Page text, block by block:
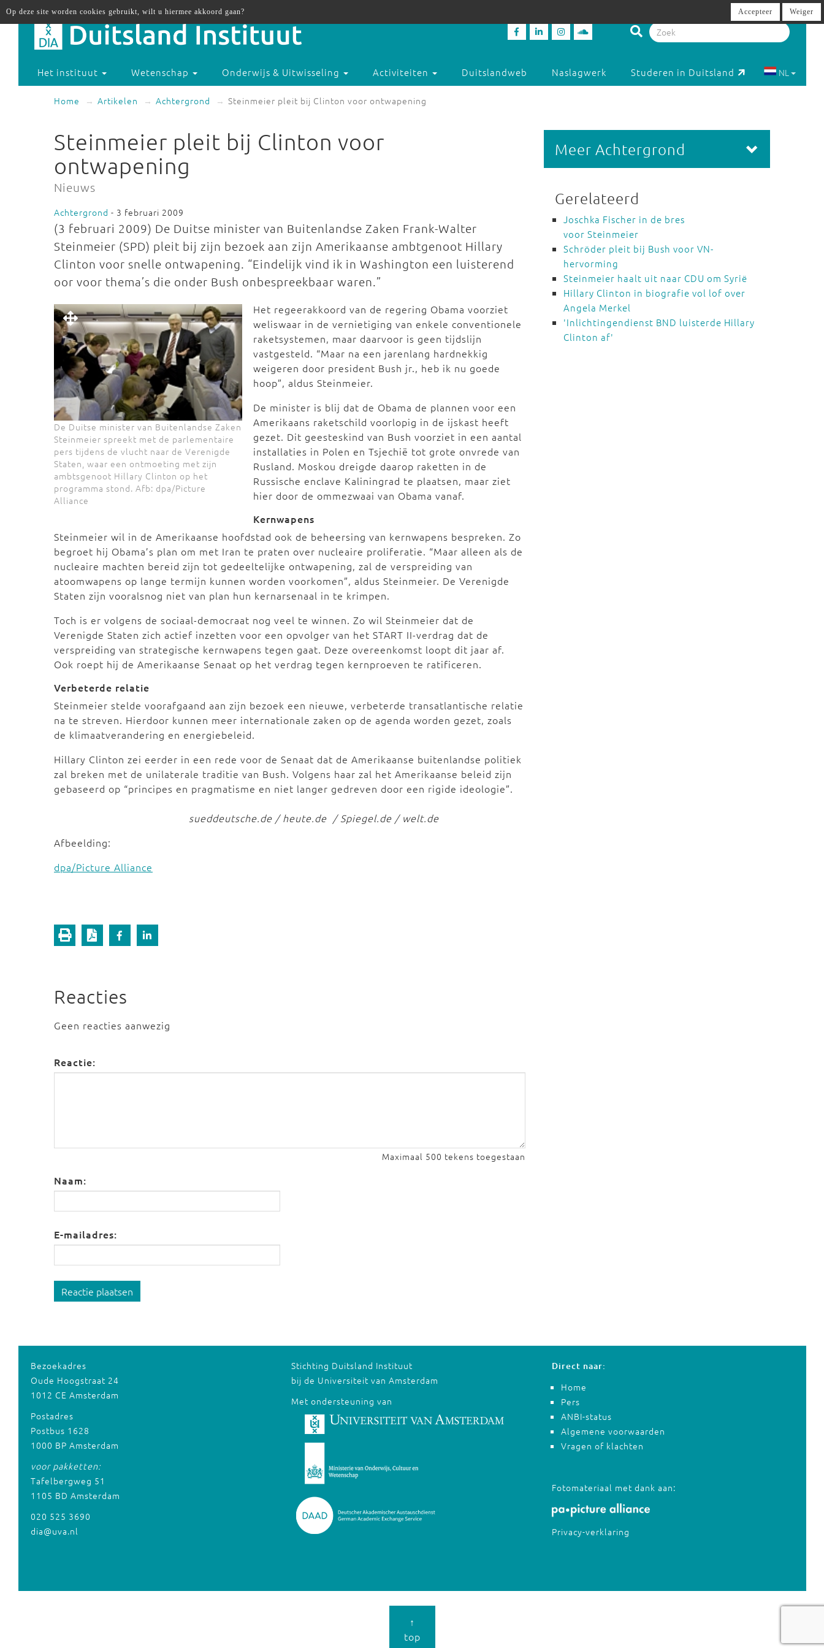
Het instituut Wetenschap Onderwijs & Uitwisseling Activiteiten Duitslandweb Naslagwerk Studeren in Duitsland NL
Home Artikelen Achtergrond Steinmeier pleit bij Clinton voor ontwapening
Steinmeier pleit bij Clinton voor
ontwapening
Nieuws
Achtergrond - 3 februari 2009
(3 februari 2009) De Duitse minister van Buitenlandse Zaken Frank-Walter
Steinmeier (SPD) pleit bij zijn bezoek aan zijn Amerikaanse ambtgenoot Hillary
Clinton voor snelle ontwapening. “Eindelijk vind ik in Washington een luisterend
oor voor thema’s die onder Bush onbespreekbaar waren.”
De Duitse minister van Buitenlandse Zaken
Steinmeier spreekt met de parlementaire
pers tijdens de vlucht naar de Verenigde
Staten, waar een ontmoeting met zijn
ambtsgenoot Hillary Clinton op het
programma stond. Afb: dpa/Picture
Alliance
Het regeerakkoord van de regering Obama voorziet
weliswaar in de vernietiging van enkele conventionele
raketsystemen, maar daarvoor is geen tijdslijn
vastgesteld. “Maar na een jarenlang hardnekkig
weigeren door president Bush jr., heb ik nu goede
hoop”, aldus Steinmeier.
De minister is blij dat de Obama de plannen voor een
Amerikaans raketschild voorlopig in de ijskast heeft
gezet. Dit geesteskind van Bush voorziet in een aantal
installaties in Polen en Tsjechië tot grote onvrede van
Rusland. Moskou dreigde daarop raketten in de
Russische enclave Kaliningrad te plaatsen, maar ziet
hier door de ommezwaai van Obama vanaf.
Kernwapens
Steinmeier wil in de Amerikaanse hoofdstad ook de beheersing van kernwapens bespreken. Zo
begroet hij Obama’s plan om met Iran te praten over nucleaire proliferatie. “Maar alleen als de
nucleaire machten bereid zijn tot gedeeltelijke ontwapening, zal de verspreiding van
atoomwapens op lange termijn kunnen worden voorkomen”, aldus Steinmeier. De Verenigde
Staten zijn vooralsnog niet van plan hun kernarsenaal in te krimpen.
Toch is er volgens de sociaal-democraat nog veel te winnen. Zo wil Steinmeier dat de
Verenigde Staten zich actief inzetten voor een opvolger van het START II-verdrag dat de
verspreiding van strategische kernwapens tegen gaat. Deze overeenkomst loopt dit jaar af.
Ook roept hij de Amerikaanse Senaat op het verdrag tegen kernproeven te ratificeren.
Verbeterde relatie
Steinmeier stelde voorafgaand aan zijn bezoek een nieuwe, verbeterde transatlantische relatie
na te streven. Hierdoor kunnen meer internationale zaken op de agenda worden gezet, zoals
de klimaatverandering en energiebeleid.
Hillary Clinton zei eerder in een rede voor de Senaat dat de Amerikaanse buitenlandse politiek
zal breken met de unilaterale traditie van Bush. Volgens haar zal het Amerikaanse beleid zijn
gebaseerd op “principes en pragmatisme en niet langer gedreven door een rigide ideologie”.
sueddeutsche.de / heute.de / Spiegel.de / welt.de
Afbeelding:
dpa/Picture Alliance
Reacties
Geen reacties aanwezig
Reactie:
Maximaal 500 tekens toegestaan
Naam:
E-mailadres:
Reactie plaatsen
Meer Achtergrond
Gerelateerd
Joschka Fischer in de bres
voor Steinmeier
Schröder pleit bij Bush voor VN-
hervorming
Steinmeier haalt uit naar CDU om Syrië
Hillary Clinton in biografie vol lof over
Angela Merkel
'Inlichtingendienst BND luisterde Hillary
Clinton af'
Bezoekadres
Oude Hoogstraat 24
1012 CE Amsterdam
Postadres
Postbus 1628
1000 BP Amsterdam
voor pakketten:
Tafelbergweg 51
1105 BD Amsterdam
020 525 3690
dia@uva.nl
Stichting Duitsland Instituut
bij de Universiteit van Amsterdam
Met ondersteuning van
Direct naar:
Home
Pers
ANBI-status
Algemene voorwaarden
Vragen of klachten
Fotomateriaal met dank aan:
Privacy-verklaring
↑
top
Op deze site worden cookies gebruikt, wilt u hiermee akkoord gaan? Accepteer Weiger